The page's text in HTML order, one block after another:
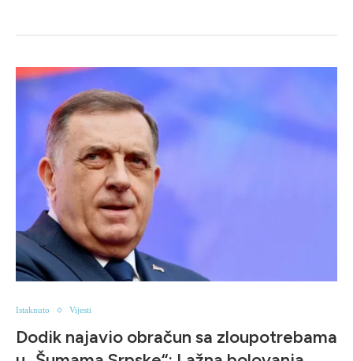
Istaknuto Vijesti
Dodik najavio obračun sa zloupotrebama